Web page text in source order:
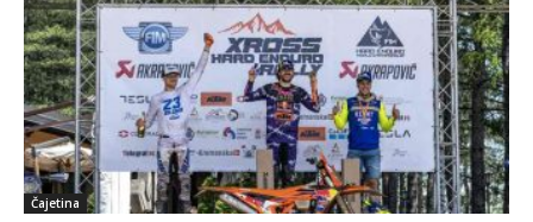
Čajetina